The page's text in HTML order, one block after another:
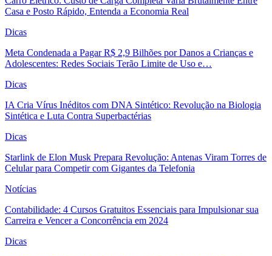
Casa e Posto Rápido, Entenda a Economia Real
Dicas
Meta Condenada a Pagar R$ 2,9 Bilhões por Danos a Crianças e
Adolescentes: Redes Sociais Terão Limite de Uso e…
Dicas
IA Cria Vírus Inéditos com DNA Sintético: Revolução na Biologia
Sintética e Luta Contra Superbactérias
Dicas
Starlink de Elon Musk Prepara Revolução: Antenas Viram Torres de
Celular para Competir com Gigantes da Telefonia
Notícias
Contabilidade: 4 Cursos Gratuitos Essenciais para Impulsionar sua
Carreira e Vencer a Concorrência em 2024
Dicas